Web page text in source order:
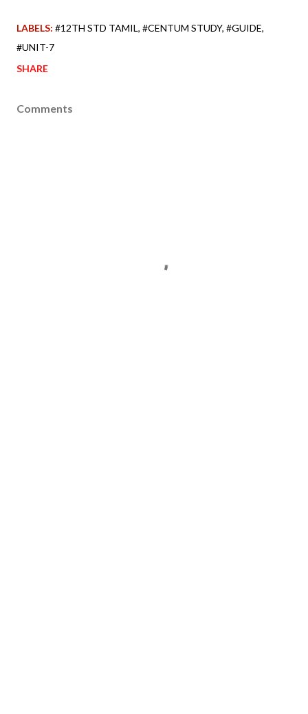
LABELS: #12TH STD TAMIL #CENTUM STUDY #GUIDE
#UNIT-7
SHARE
Comments